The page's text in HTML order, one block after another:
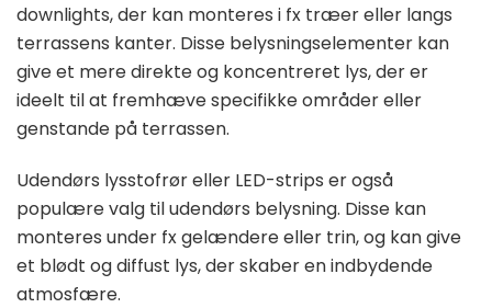
downlights, der kan monteres i fx træer eller langs
terrassens kanter. Disse belysningselementer kan
give et mere direkte og koncentreret lys, der er
ideelt til at fremhæve specifikke områder eller
genstande på terrassen.
Udendørs lysstofrør eller LED-strips er også
populære valg til udendørs belysning. Disse kan
monteres under fx gelændere eller trin, og kan give
et blødt og diffust lys, der skaber en indbydende
atmosfære.